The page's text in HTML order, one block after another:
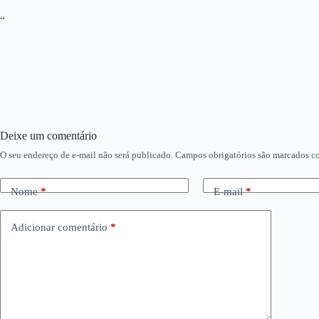
“
Deixe um comentário
O seu endereço de e-mail não será publicado. Campos obrigatórios são marcados
Nome* E-mail*
Adicionar comentário *